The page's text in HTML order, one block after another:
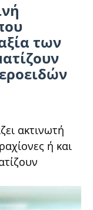
των
ακτινωτή
ή και